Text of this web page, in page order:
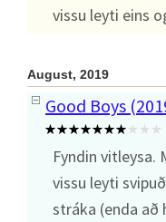
vissu leyti eins
August, 2019
Good Boys
Fyndin vitleysa.
vissu leyti
stráka (enda að